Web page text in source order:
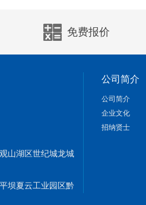
免费报价
山湖区世纪城龙城
坝夏云工业园区黔
公司简介
公司简介
企业文化
招纳贤士